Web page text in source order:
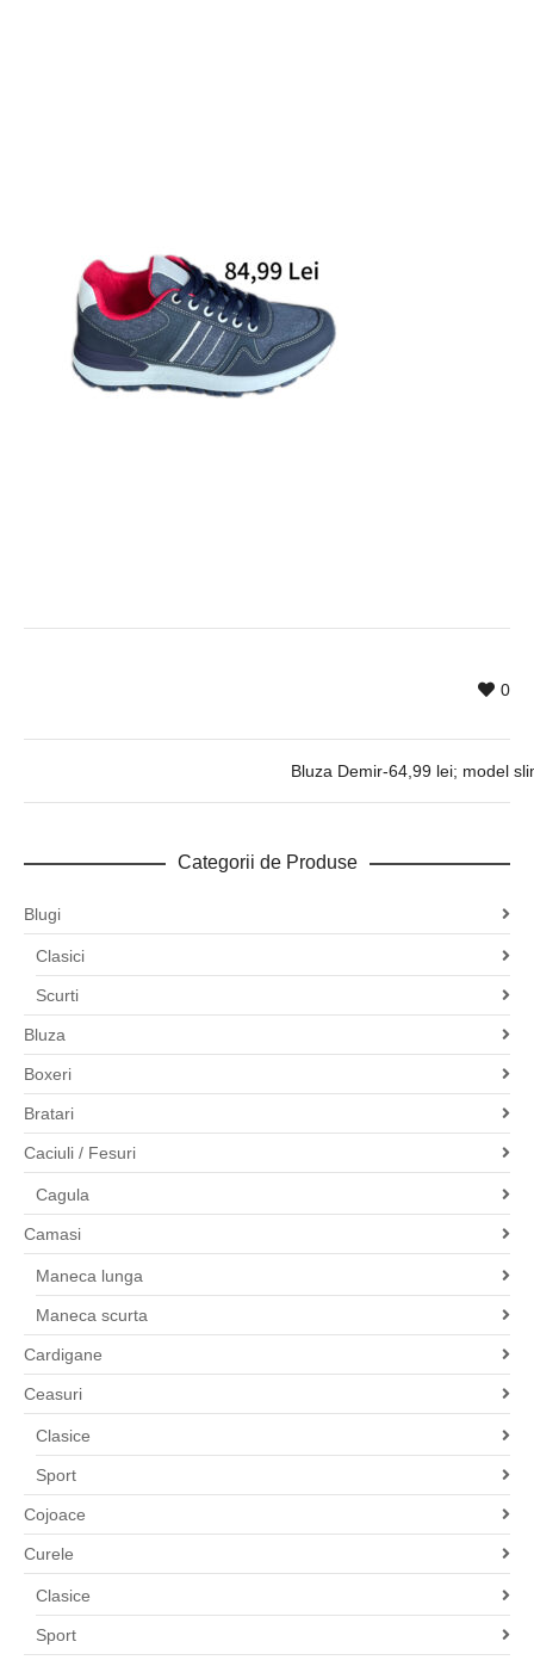
0
Bluza Demir-64,99 lei; model
Categorii de Produse
Blugi
Clasici
Scurti
Bluza
Boxeri
Bratari
Caciuli / Fesuri
Cagula
Camasi
Maneca lunga
Maneca scurta
Cardigane
Ceasuri
Clasice
Sport
Cojoace
Curele
Clasice
Sport